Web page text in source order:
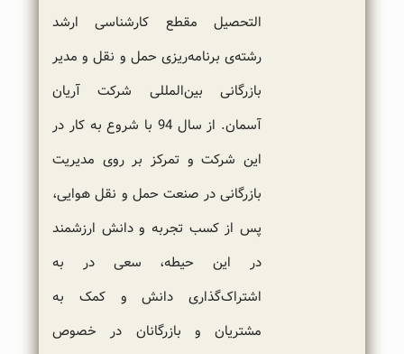
التحصیل مقطع کارشناسی ارشد
رشته‌ی برنامه‌ریزی حمل و نقل و مدیر
بازرگانی بین‌المللی شرکت آریان
آسمان. از سال 94 با شروع به کار در
این شرکت و تمرکز بر روی مدیریت
بازرگانی در صنعت حمل و نقل هوایی،
پس از کسب تجربه و دانش ارزشمند
در این حیطه، سعی در به
اشتراک‌گذاری دانش و کمک به
مشتریان و بازرگانان در خصوص